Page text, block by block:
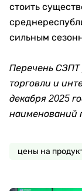
стоить
сильным
Перечень
торговли и
декабря 2025
наименований
цены на